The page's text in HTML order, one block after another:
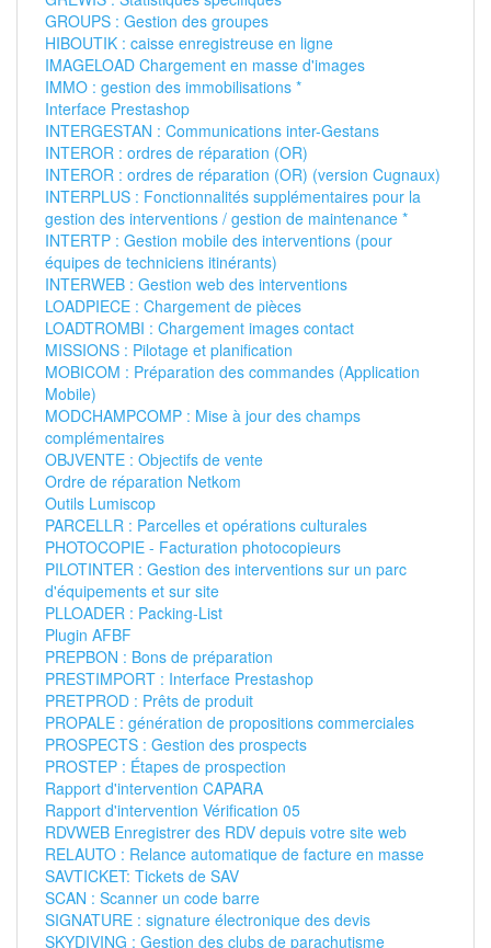
GROUPS : Gestion des groupes
HIBOUTIK : caisse enregistreuse en ligne
IMAGELOAD Chargement en masse d'images
IMMO : gestion des immobilisations *
Interface Prestashop
INTERGESTAN : Communications inter-Gestans
INTEROR : ordres de réparation (OR)
INTEROR : ordres de réparation (OR) (version Cugnaux)
INTERPLUS : Fonctionnalités supplémentaires pour la
gestion des interventions / gestion de maintenance *
INTERTP : Gestion mobile des interventions (pour
équipes de techniciens itinérants)
INTERWEB : Gestion web des interventions
LOADPIECE : Chargement de pièces
LOADTROMBI : Chargement images contact
MISSIONS : Pilotage et planification
MOBICOM : Préparation des commandes (Application
Mobile)
MODCHAMPCOMP : Mise à jour des champs
complémentaires
OBJVENTE : Objectifs de vente
Ordre de réparation Netkom
Outils Lumiscop
PARCELLR : Parcelles et opérations culturales
PHOTOCOPIE - Facturation photocopieurs
PILOTINTER : Gestion des interventions sur un parc
d'équipements et sur site
PLLOADER : Packing-List
Plugin AFBF
PREPBON : Bons de préparation
PRESTIMPORT : Interface Prestashop
PRETPROD : Prêts de produit
PROPALE : génération de propositions commerciales
PROSPECTS : Gestion des prospects
PROSTEP : Étapes de prospection
Rapport d'intervention CAPARA
Rapport d'intervention Vérification 05
RDVWEB Enregistrer des RDV depuis votre site web
RELAUTO : Relance automatique de facture en masse
SAVTICKET: Tickets de SAV
SCAN : Scanner un code barre
SIGNATURE : signature électronique des devis
SKYDIVING : Gestion des clubs de parachutisme